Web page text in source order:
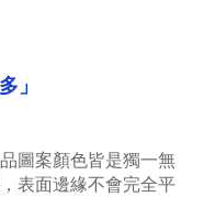
」
圖案顏色皆是獨一無
表面邊緣不會完全平